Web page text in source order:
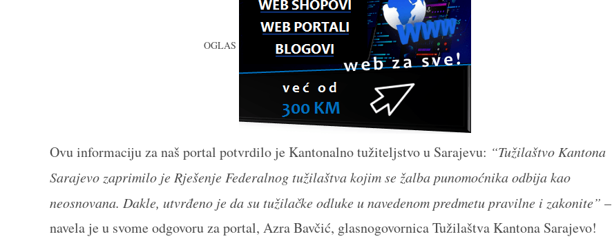
OGLAS
Ovu informaciju za naš portal potvrdilo je Kantonalno tužiteljstvo u Sarajevu: “Tužilaštvo Kantona
Sarajevo zaprimilo je Rješenje Federalnog tužilaštva kojim se žalba punomoćnika odbija kao
neosnovana. Dakle, utvrđeno je da su tužilačke odluke u navedenom predmetu pravilne i zakonite” –
navela je u svome odgovoru za portal, Azra Bavčić, glasnogovornica Tužilaštva Kantona Sarajevo!